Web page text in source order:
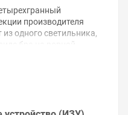
производителя
из одного светильника,
бра на ровной
из силумина.
170х200х320